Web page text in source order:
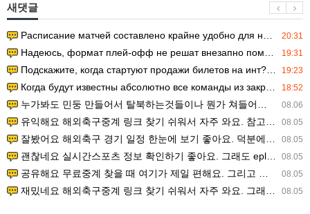
새댓글
20:31
Расписание матчей составлено крайне удобно для нашего часово…
19:31
Надеюсь, формат плей-офф не решат внезапно поменять. https:/…
19:23
Подскажите, когда стартуют продажи билетов на инт? https://g…
18:52
Когда будут известны абсолютно все команды из закрытых квали…
08.06
누가봐도 민둥 만들어서 탈북하는것들이나 뭔가 쳐들어오는 낌새를 미리 알아차리기 위함이지 저걸 전쟁준비라고 하…
08.05
유익해요 해외축구중계 링크 찾기 쉬워서 자주 와요. 참고로 무료스포츠중계 정보 확인할 때 출처 꼭 체크해요.…
08.05
잘봤어요 해외축구 경기 일정 한눈에 보기 좋아요. 덕분에 epl중계 볼 때 공식 중계 채널 먼저 찾아봐요. …
08.05
괜찮네요 실시간스포츠 정보 확인하기 좋아요. 그래도 epl중계 볼 때 공식 중계 채널 먼저 찾아봐요. 북마크…
08.05
공유해요 무료중계 찾을 때 여기가 제일 편해요. 그리고 무료스포츠중계 정보 확인할 때 출처 꼭 체크해요. 앞…
08.05
재밌네요 해외축구중계 링크 찾기 쉬워서 자주 와요. 그래서 해외축구중계도 정식 서비스로 봐야 안전해요. 다음…